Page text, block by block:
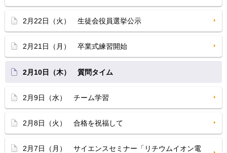
2月22日（火） 生徒会役員選挙公示
2月21日（月） 卒業式練習開始
2月10日（木） 質問タイム
2月9日（水） チーム学習
2月8日（火） 合格を祝福して
2月7日（月） サイエンスセミナー「リチウムイオン電